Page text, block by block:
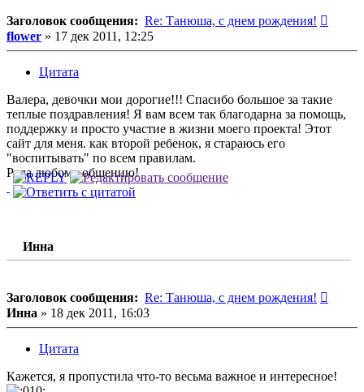
Заголовок сообщения: Re: Танюша, с днем рождения!
flower » 17 дек 2011, 12:25
Цитата
Валера, девочки мои дорогие!!! Спасибо большое за такие
теплые поздравления! Я вам всем так благодарна за помощь,
поддержку и просто участие в жизни моего проекта! Этот
сайт для меня. как второй ребенок, я стараюсь его
"воспитывать" по всем правилам.
Рада любому общению!
Инна
Заголовок сообщения: Re: Танюша, с днем рождения!
Инна » 18 дек 2011, 16:03
Цитата
Кажется, я пропустила что-то весьма важное и интересное!